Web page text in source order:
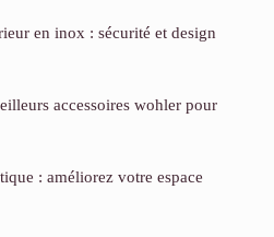
en inox : sécurité et design
accessoires wohler pour
: améliorez votre espace